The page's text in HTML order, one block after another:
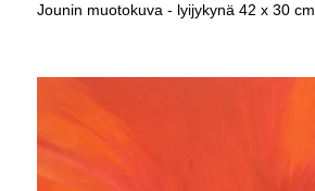
Jounin muotokuva - lyijykynä 42 x 30 cm